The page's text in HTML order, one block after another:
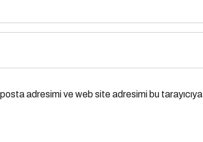
adresimi ve web site adresimi bu tarayıcıya